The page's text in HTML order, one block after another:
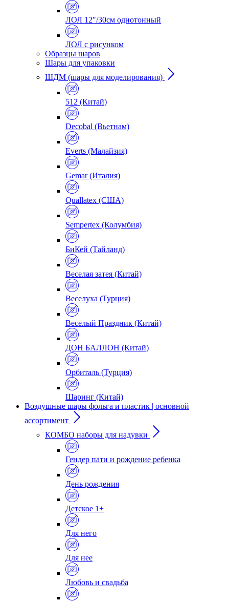
ЛОЛ 12"/30см однотонный
ЛОЛ с рисунком
Образцы шаров
Шары для упаковки
ШДМ (шары для моделирования)
512 (Китай)
Decobal (Вьетнам)
Everts (Малайзия)
Gemar (Италия)
Quallatex (США)
Sempertex (Колумбия)
БиКей (Тайланд)
Веселая затея (Китай)
Веселуха (Турция)
Веселый Праздник (Китай)
ДОН БАЛЛОН (Китай)
Орбиталь (Турция)
Шаринг (Китай)
Воздушные шары фольга и пластик | основной
ассортимент
КОМБО наборы для надувки
Гендер пати и рождение ребенка
День рождения
Детское 1+
Для него
Для нее
Любовь и свадьба